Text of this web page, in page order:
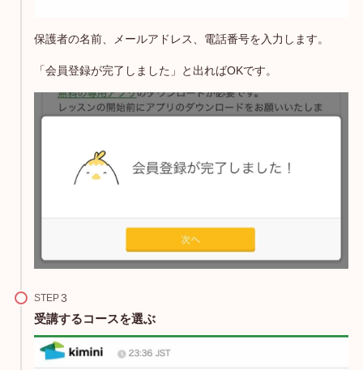
保護者の名前、メールアドレス、電話番号を入力します。
「会員登録が完了しました」と出ればOKです。
STEP
受講するコースを選ぶ